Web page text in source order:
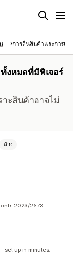
การคืนสินค้าและการแล
งหมดที่มีฟีเจอร์
าะสินค้าอาจไม่
ล้าง
2023/2673
set up in minutes.